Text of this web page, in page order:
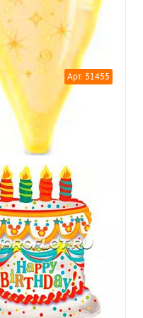
Арт: 51455
Шар Бокал 80см